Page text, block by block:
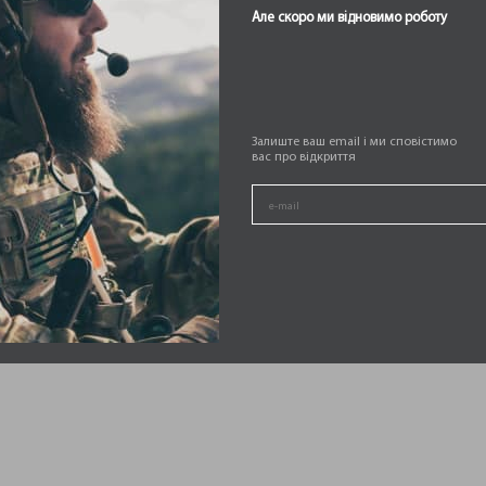
Але скоро ми відновимо роботу
Залиште ваш email і ми сповістимо
вас про відкриття